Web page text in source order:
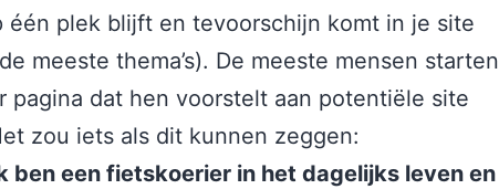
één plek blijft en tevoorschijn komt in je site
meeste thema’s). De meeste mensen starten
pagina dat hen voorstelt aan potentiële site
zou iets als dit kunnen zeggen:
ben een fietskoerier in het dagelijks leven en